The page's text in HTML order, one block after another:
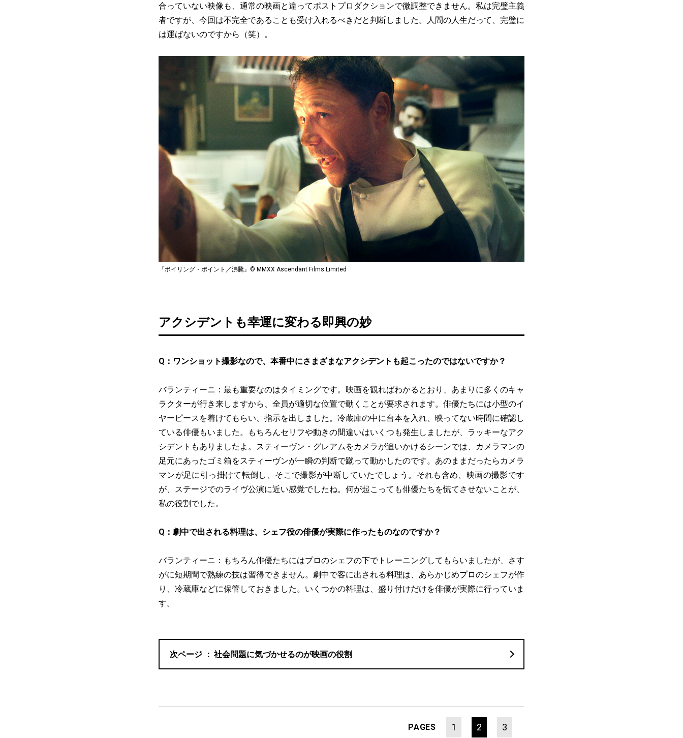
合っていない映像も、通常の映画と違ってポストプロダクションで微調整できません。私は完璧主義
者ですが、今回は不完全であることも受け入れるべきだと判断しました。人間の人生だって、完璧に
は運ばないのですから（笑）。
『ボイリング・ポイント／沸騰』© MMXX Ascendant Films Limited
アクシデントも幸運に変わる即興の妙
Q：ワンショット撮影なので、本番中にさまざまなアクシデントも起こったのではないですか？
バランティーニ：最も重要なのはタイミングです。映画を観ればわかるとおり、あまりに多くのキャ
ラクターが行き来しますから、全員が適切な位置で動くことが要求されます。俳優たちには小型のイ
ヤーピースを着けてもらい、指示を出しました。冷蔵庫の中に台本を入れ、映ってない時間に確認し
ている俳優もいました。もちろんセリフや動きの間違いはいくつも発生しましたが、ラッキーなアク
シデントもありましたよ。スティーヴン・グレアムをカメラが追いかけるシーンでは、カメラマンの
足元にあったゴミ箱をスティーヴンが一瞬の判断で蹴って動かしたのです。あのままだったらカメラ
マンが足に引っ掛けて転倒し、そこで撮影が中断していたでしょう。それも含め、映画の撮影です
が、ステージでのライヴ公演に近い感覚でしたね。何が起こっても俳優たちを慌てさせないことが、
私の役割でした。
Q：劇中で出される料理は、シェフ役の俳優が実際に作ったものなのですか？
バランティーニ：もちろん俳優たちにはプロのシェフの下でトレーニングしてもらいましたが、さす
がに短期間で熟練の技は習得できません。劇中で客に出される料理は、あらかじめプロのシェフが作
り、冷蔵庫などに保管しておきました。いくつかの料理は、盛り付けだけを俳優が実際に行っていま
す。
社会問題に気づかせるのが映画の役割
PAGES 1 2 3